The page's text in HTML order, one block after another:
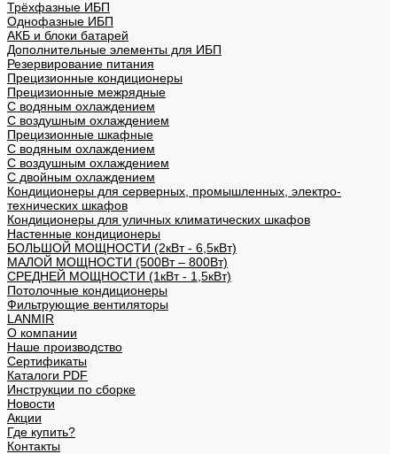
Трёхфазные ИБП
Однофазные ИБП
АКБ и блоки батарей
Дополнительные элементы для ИБП
Резервирование питания
Прецизионные кондиционеры
Прецизионные межрядные
С водяным охлаждением
С воздушным охлаждением
Прецизионные шкафные
С водяным охлаждением
С воздушным охлаждением
С двойным охлаждением
Кондиционеры для серверных, промышленных, электро-
технических шкафов
Кондиционеры для уличных климатических шкафов
Настенные кондиционеры
БОЛЬШОЙ МОЩНОСТИ (2кВт - 6,5кВт)
МАЛОЙ МОЩНОСТИ (500Вт – 800Вт)
СРЕДНЕЙ МОЩНОСТИ (1кВт - 1,5кВт)
Потолочные кондиционеры
Фильтрующие вентиляторы
LANMIR
О компании
Наше производство
Сертификаты
Каталоги PDF
Инструкции по сборке
Новости
Акции
Где купить?
Контакты